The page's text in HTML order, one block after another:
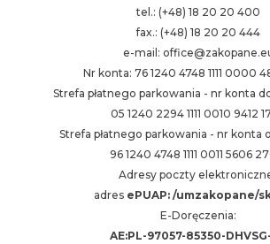
tel.: (+48) 18 20 20 400
fax.: (+48) 18 20 20 444
e-mail:
Nr konta: 76 1240 4748 1111 0000
Strefa płatnego parkowania - nr konta
05 1240 2294 1111 0010 9412
Strefa płatnego parkowania - nr konta
96 1240 4748 1111 0011 5606
Adresy poczty
adres ePUAP: /umzakopane/
E-Doręczenia:
AE:PL-97057-85350-